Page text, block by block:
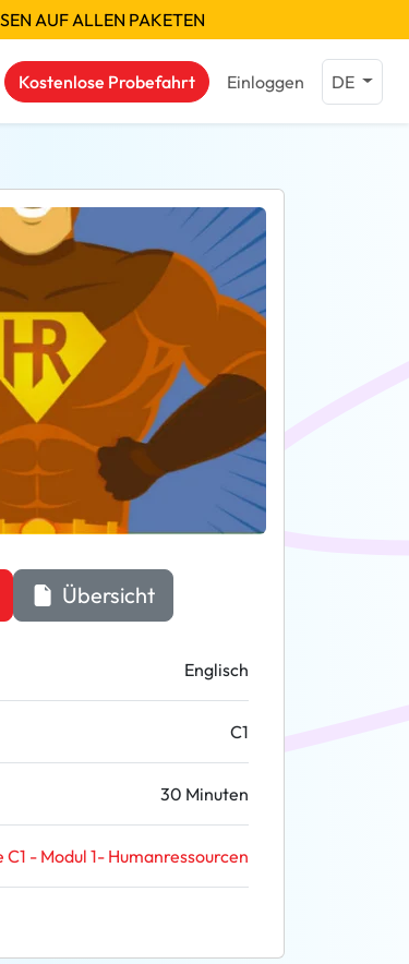
AUF ALLEN PAKETEN
Kostenlose Probefahrt Einloggen DE
Übersicht
Englisch
C1
30 Minuten
C1 - Modul 1- Humanressourcen